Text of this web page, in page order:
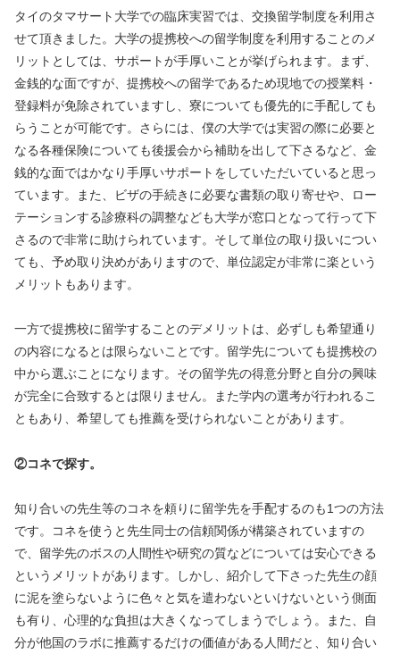
タイのタマサート大学での臨床実習では、交換留学制度を利用さ
せて頂きました。大学の提携校への留学制度を利用することのメ
リットとしては、サポートが手厚いことが挙げられます。まず、
金銭的な面ですが、提携校への留学であるため現地での授業料・
登録料が免除されていますし、寮についても優先的に手配しても
らうことが可能です。さらには、僕の大学では実習の際に必要と
なる各種保険についても後援会から補助を出して下さるなど、金
銭的な面ではかなり手厚いサポートをしていただいていると思っ
ています。また、ビザの手続きに必要な書類の取り寄せや、ロー
テーションする診療科の調整なども大学が窓口となって行って下
さるので非常に助けられています。そして単位の取り扱いについ
ても、予め取り決めがありますので、単位認定が非常に楽という
メリットもあります。
一方で提携校に留学することのデメリットは、必ずしも希望通り
の内容になるとは限らないことです。留学先についても提携校の
中から選ぶことになります。その留学先の得意分野と自分の興味
が完全に合致するとは限りません。また学内の選考が行われるこ
ともあり、希望しても推薦を受けられないことがあります。
②コネで探す。
知り合いの先生等のコネを頼りに留学先を手配するのも1つの方法
です。コネを使うと先生同士の信頼関係が構築されていますの
で、留学先のボスの人間性や研究の質などについては安心できる
というメリットがあります。しかし、紹介して下さった先生の顔
に泥を塗らないように色々と気を遣わないといけないという側面
も有り、心理的な負担は大きくなってしまうでしょう。また、自
分が他国のラボに推薦するだけの価値がある人間だと、知り合い